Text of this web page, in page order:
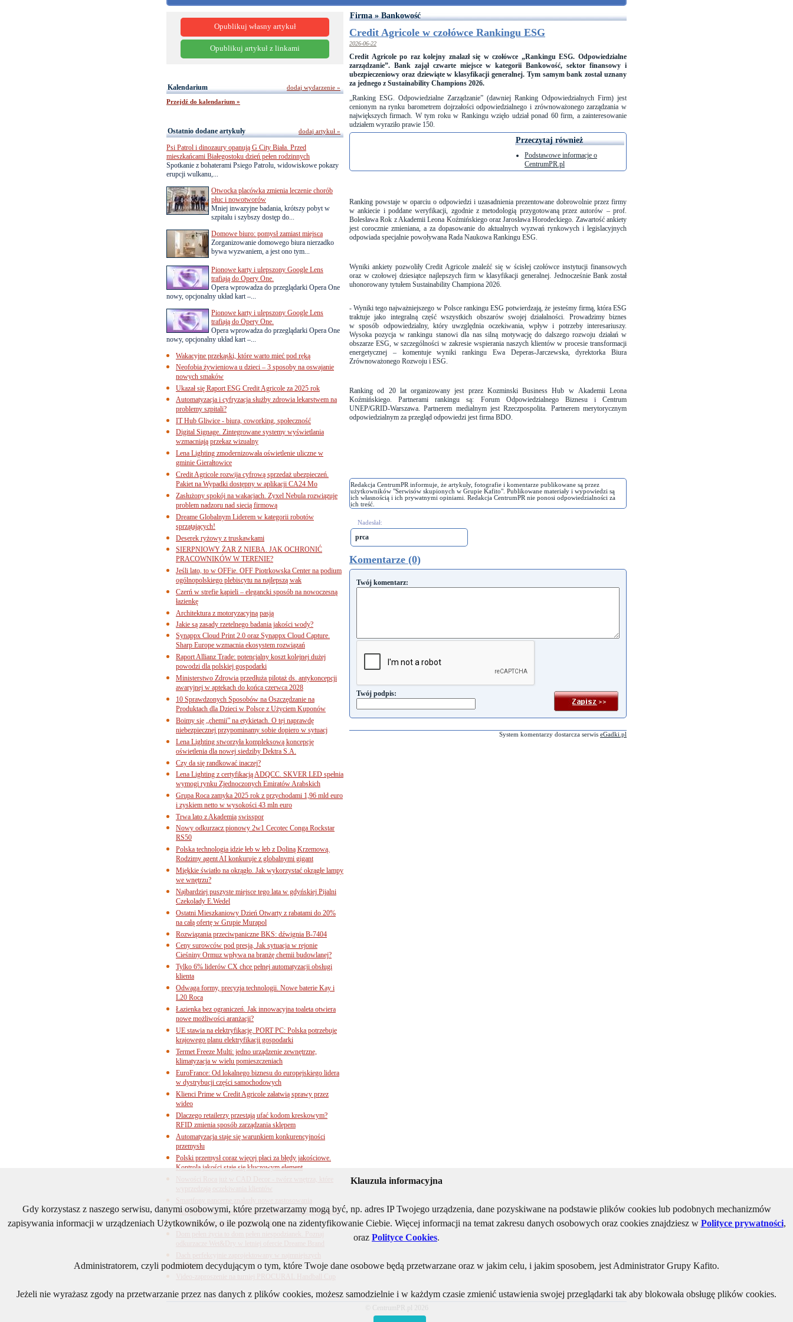
Firma » Bankowość
Credit Agricole w czołówce Rankingu ESG
2026-06-22
Credit Agricole po raz kolejny znalazł się w czołówce „Rankingu ESG. Odpowiedzialne
zarządzanie”. Bank zajął czwarte miejsce w kategorii Bankowość, sektor finansowy i
ubezpieczeniowy oraz dziewiąte w klasyfikacji generalnej. Tym samym bank został uznany
za jednego z Sustainability Champions 2026.
„Ranking ESG. Odpowiedzialne Zarządzanie” (dawniej Ranking Odpowiedzialnych Firm) jest
cenionym na rynku barometrem dojrzałości odpowiedzialnego i zrównoważonego zarządzania w
największych firmach. W tym roku w Rankingu wzięło udział ponad 60 firm, a zainteresowanie
udziałem wyraziło prawie 150.
Przeczytaj również
Podstawowe informacje o
CentrumPR.pl
Ranking powstaje w oparciu o odpowiedzi i uzasadnienia prezentowane dobrowolnie przez firmy
w ankiecie i poddane weryfikacji, zgodnie z metodologią przygotowaną przez autorów – prof.
Bolesława Rok z Akademii Leona Koźmińskiego oraz Jarosława Horodeckiego. Zawartość ankiety
jest corocznie zmieniana, a za dopasowanie do aktualnych wyzwań rynkowych i legislacyjnych
odpowiada specjalnie powoływana Rada Naukowa Rankingu ESG.
Wyniki ankiety pozwoliły Credit Agricole znaleźć się w ścisłej czołówce instytucji finansowych
oraz w czołowej dziesiątce najlepszych firm w klasyfikacji generalnej. Jednocześnie Bank został
uhonorowany tytułem Sustainability Championa 2026.
- Wyniki tego najważniejszego w Polsce rankingu ESG potwierdzają, że jesteśmy firmą, która ESG
traktuje jako integralną część wszystkich obszarów swojej działalności. Prowadzimy biznes
w sposób odpowiedzialny, który uwzględnia oczekiwania, wpływ i potrzeby interesariuszy.
Wysoka pozycja w rankingu stanowi dla nas silną motywację do dalszego rozwoju działań w
obszarze ESG, w szczególności w zakresie wspierania naszych klientów w procesie transformacji
energetycznej – komentuje wyniki rankingu Ewa Deperas-Jarczewska, dyrektorka Biura
Zrównoważonego Rozwoju i ESG.
Ranking od 20 lat organizowany jest przez Kozminski Business Hub w Akademii Leona
Koźmińskiego. Partnerami rankingu są: Forum Odpowiedzialnego Biznesu i Centrum
UNEP/GRID-Warszawa. Partnerem medialnym jest Rzeczpospolita. Partnerem merytorycznym
odpowiedzialnym za przegląd odpowiedzi jest firma BDO.
Redakcja CentrumPR informuje, że artykuły, fotografie i komentarze publikowane są przez
użytkowników "Serwisów skupionych w Grupie Kafito". Publikowane materiały i wypowiedzi są
ich własnością i ich prywatnymi opiniami. Redakcja CentrumPR nie ponosi odpowiedzialności za
ich treść.
Nadesłał:
prca
Komentarze (0)
Twój komentarz:
Twój podpis:
System komentarzy dostarcza serwis eGadki.pl
Opublikuj własny artykuł
Opublikuj artykuł z linkami
Kalendarium
Przejdź do kalendarium »
dodaj wydarzenie »
Ostatnio dodane artykuły
Psi Patrol i dinozaury opanują G City Biała. Przed
mieszkańcami Białegostoku dzień pełen rodzinnych
Spotkanie z bohaterami Psiego Patrolu, widowiskowe pokazy
erupcji wulkanu,...
Otwocka placówka zmienia leczenie chorób
płuc i nowotworów
Mniej inwazyjne badania, krótszy pobyt w
szpitalu i szybszy dostęp do...
Domowe biuro: pomysł zamiast miejsca
Zorganizowanie domowego biura nierzadko
bywa wyzwaniem, a jest ono tym...
Pionowe karty i ulepszony Google Lens
trafiają do Opery One.
Opera wprowadza do przeglądarki Opera One
nowy, opcjonalny układ kart –...
Pionowe karty i ulepszony Google Lens
trafiają do Opery One.
Opera wprowadza do przeglądarki Opera One
nowy, opcjonalny układ kart –...
Wakacyjne przekąski, które warto mieć pod ręką
Neofobia żywieniowa u dzieci – 3 sposoby na oswajanie
nowych smaków
Ukazał się Raport ESG Credit Agricole za 2025 rok
Automatyzacja i cyfryzacja służby zdrowia lekarstwem na
problemy szpitali?
IT Hub Gliwice - biura, coworking, społeczność
Digital Signage. Zintegrowane systemy wyświetlania
wzmacniają przekaz wizualny
Lena Lighting zmodernizowała oświetlenie uliczne w
gminie Gierałtowice
Credit Agricole rozwija cyfrową sprzedaż ubezpieczeń.
Pakiet na Wypadki dostępny w aplikacji CA24 Mo
Zasłużony spokój na wakacjach. Zyxel Nebula rozwiązuje
problem nadzoru nad siecią firmową
Dreame Globalnym Liderem w kategorii robotów
sprzątających!
Deserek ryżowy z truskawkami
SIERPNIOWY ŻAR Z NIEBA. JAK OCHRONIĆ
PRACOWNIKÓW W TERENIE?
Jeśli lato, to w OFFie. OFF Piotrkowska Center na podium
ogólnopolskiego plebiscytu na najlepszą wak
Czerń w strefie kąpieli – elegancki sposób na nowoczesną
łazienkę
Architektura z motoryzacyjną pasją
Jakie są zasady rzetelnego badania jakości wody?
Synappx Cloud Print 2.0 oraz Synappx Cloud Capture.
Sharp Europe wzmacnia ekosystem rozwiązań
Raport Allianz Trade: potencjalny koszt kolejnej dużej
powodzi dla polskiej gospodarki
Ministerstwo Zdrowia przedłuża pilotaż ds. antykoncepcji
awaryjnej w aptekach do końca czerwca 2028
10 Sprawdzonych Sposobów na Oszczędzanie na
Produktach dla Dzieci w Polsce z Użyciem Kuponów
Boimy się „chemii” na etykietach. O tej naprawdę
niebezpiecznej przypominamy sobie dopiero w sytuacj
Lena Lighting stworzyła kompleksową koncepcję
oświetlenia dla nowej siedziby Dektra S.A.
Czy da się randkować inaczej?
Lena Lighting z certyfikacją ADQCC. SKVER LED spełnia
wymogi rynku Zjednoczonych Emiratów Arabskich
Grupa Roca zamyka 2025 rok z przychodami 1,96 mld euro
i zyskiem netto w wysokości 43 mln euro
Trwa lato z Akademią swisspor
Nowy odkurzacz pionowy 2w1 Cecotec Conga Rockstar
RS50
Polska technologia idzie łeb w łeb z Doliną Krzemową.
Rodzimy agent AI konkuruje z globalnymi gigant
Miękkie światło na okrągło. Jak wykorzystać okrągłe lampy
we wnętrzu?
Najbardziej puszyste miejsce tego lata w gdyńskiej Pijalni
Czekolady E.Wedel
Ostatni Mieszkaniowy Dzień Otwarty z rabatami do 20%
na całą ofertę w Grupie Murapol
Rozwiązania przeciwpaniczne BKS: dźwignia B-7404
Ceny surowców pod presją. Jak sytuacja w rejonie
Cieśniny Ormuz wpływa na branżę chemii budowlanej?
Tylko 6% liderów CX chce pełnej automatyzacji obsługi
klienta
Odwaga formy, precyzja technologii. Nowe baterie Kay i
L20 Roca
Łazienka bez ograniczeń. Jak innowacyjna toaleta otwiera
nowe możliwości aranżacji?
UE stawia na elektryfikację. PORT PC: Polska potrzebuje
krajowego planu elektryfikacji gospodarki
Termet Freeze Multi: jedno urządzenie zewnętrzne,
klimatyzacja w wielu pomieszczeniach
EuroFrance: Od lokalnego biznesu do europejskiego lidera
w dystrybucji części samochodowych
Klienci Prime w Credit Agricole załatwią sprawy przez
wideo
Dlaczego retailerzy przestają ufać kodom kreskowym?
RFID zmienia sposób zarządzania sklepem
Automatyzacja staje się warunkiem konkurencyjności
przemysłu
Polski przemysł coraz więcej płaci za błędy jakościowe.
Kontrola jakości staje się kluczowym element
Nowości Roca już w CAD Decor - twórz wnętrza, które
wyprzedzają oczekiwania klientów
Gun metal - nowy odcień industrialnej elegancji w łazience
Jak upały zmieniają gospodarkę i biznes
Dom pełen życia to dom pełen niespodzianek. Poznaj
odkurzacze Wet&Dry w letniej ofercie Dreame Brand
Dach perfekcyjnie zaprojektowany w najmniejszych
detalach
Video-zaproszenie na turniej PROCURAL Handball Cup
dodaj artykuł »
© CentrumPR.pl 2026
Klauzula informacyjna
Gdy korzystasz z naszego serwisu, danymi osobowymi, które przetwarzamy mogą być, np. adres IP Twojego urządzenia, dane pozyskiwane na podstawie plików cookies lub podobnych mechanizmów
zapisywania informacji w urządzeniach Użytkowników, o ile pozwolą one na zidentyfikowanie Ciebie. Więcej informacji na temat zakresu danych osobowych oraz cookies znajdziesz w Polityce prywatności,
oraz Polityce Cookies.
Administratorem, czyli podmiotem decydującym o tym, które Twoje dane osobowe będą przetwarzane oraz w jakim celu, i jakim sposobem, jest Administrator Grupy Kafito.
Jeżeli nie wyrażasz zgody na przetwarzanie przez nas danych z plików cookies, możesz samodzielnie i w każdym czasie zmienić ustawienia swojej przeglądarki tak aby blokowała obsługę plików cookies.